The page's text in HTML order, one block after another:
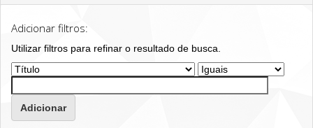
Adicionar filtros:
Utilizar filtros para refinar o resultado de busca.